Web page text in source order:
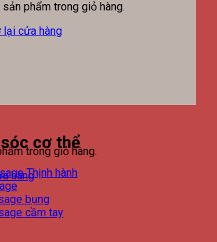
phẩm trong giỏ hàng.
lại cửa hàng
trong giỏ hàng.
hàng
cơ thể
bụng
cầm tay